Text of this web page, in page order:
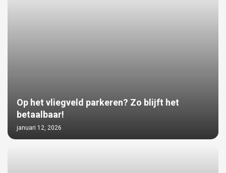
Op het vliegveld parkeren? Zo blijft het
betaalbaar!
januari 12, 2026